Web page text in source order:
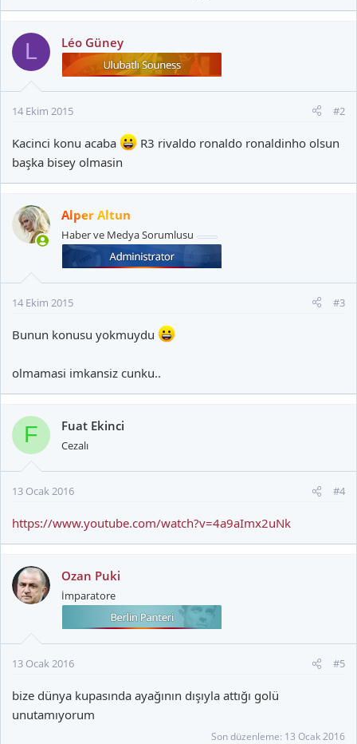
L Léo Güney
14 Ekim 2015 #2
Kacinci konu acaba
R3 rivaldo ronaldo ronaldinho olsun
başka bisey olmasin
Alper Altun
Haber ve Medya Sorumlusu
14 Ekim 2015 #3
Bunun konusu yokmuydu
olmamasi imkansiz cunku..
F Fuat Ekinci
Cezalı
13 Ocak 2016 #4
https://www.youtube.com/watch?v=4a9aImx2uNk
Ozan Puki
İmparatore
13 Ocak 2016 #5
bize dünya kupasında ayağının dışıyla attığı golü
unutamıyorum
Son düzenleme: 13 Ocak 2016